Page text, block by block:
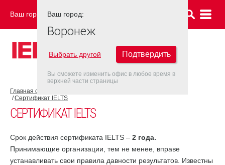
Ваш город: ВОРОНЕЖ
Главная страница
Сертификат IELTS
СЕРТИФИКАТ IELTS
Срок действия сертификата IELTS – 2 года.
Принимающие организации, тем не менее, вправе
устанавливать свои правила давности результатов. Известны
Ваш город:
Воронеж
Выбрать другой Подтвердить
Вы сможете изменить офис в любое время в
верхней части страницы